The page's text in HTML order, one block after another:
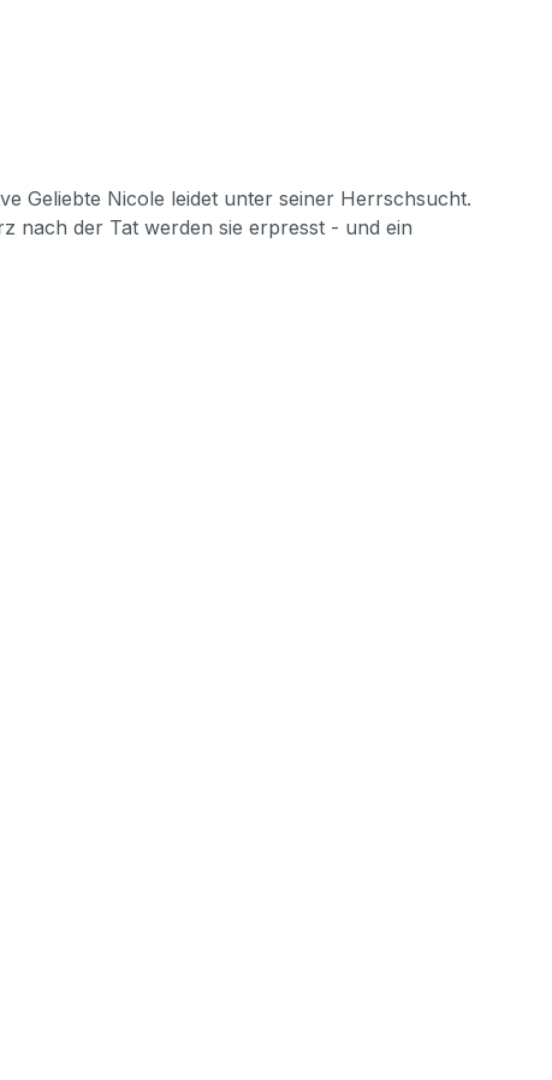
Geliebte Nicole leidet unter seiner Herrschsucht.
nach der Tat werden sie erpresst - und ein